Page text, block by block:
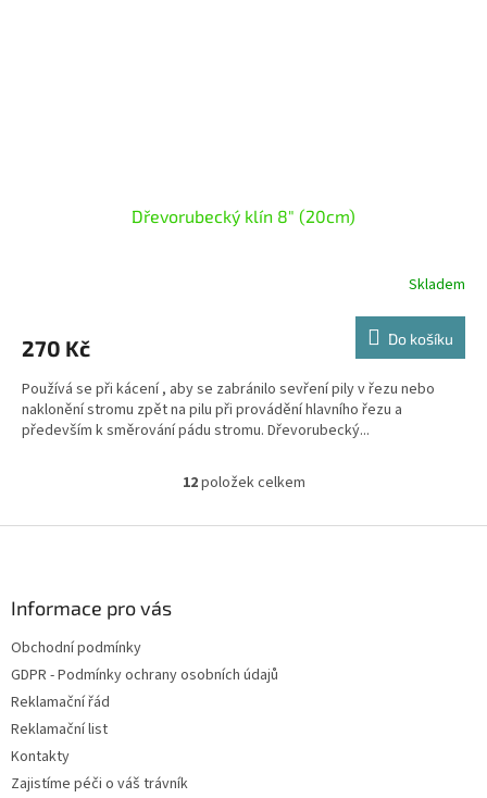
Dřevorubecký klín 8" (20cm)
Skladem
270 Kč Do košíku
Používá se při kácení , aby se zabránilo sevření pily v řezu nebo
naklonění stromu zpět na pilu při provádění hlavního řezu a
především k směrování pádu stromu. Dřevorubecký...
O
l
r
12položek celkem
Informace pro vás
Obchodní podmínky
GDPR - Podmínky ochrany osobních údajů
Reklamační řád
Reklamační list
Kontakty
Zajistíme péči o váš trávník